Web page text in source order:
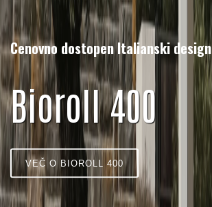
Cenovno dostopen Italianski design
Bioroll 400
VEČ O BIOROLL 400